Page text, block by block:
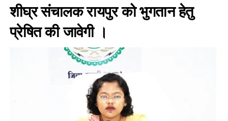
शीघ्र संचालक रायपुर को भुगतान हेतु
प्रेषित की जावेगी ।